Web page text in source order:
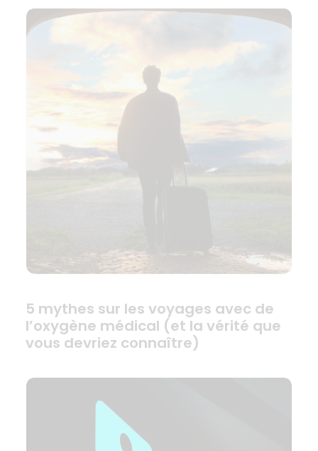
5 mythes sur les voyages avec de
l’oxygène médical (et la vérité que
vous devriez connaître)